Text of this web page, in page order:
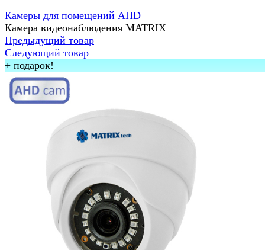
Камеры для помещений AHD
Камера видеонаблюдения MATRIX
Предыдущий товар
Следующий товар
+ подарок!